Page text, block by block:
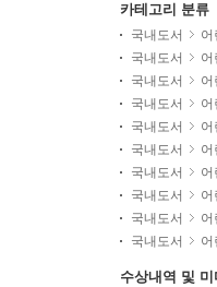
카테고리 분류
국내도서 어
국내도서
어
국내도서
어
국내도서
어
국내도서
어
국내도서
어
국내도서
어
국내도서
어
국내도서
어
국내도서
어
수상내역 및